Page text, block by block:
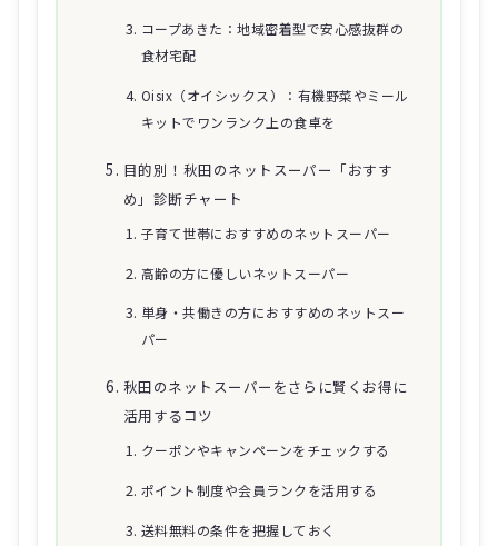
コープあきた：地域密着型で安心感抜群の
食材宅配
Oisix（オイシックス）：有機野菜やミール
キットでワンランク上の食卓を
目的別！秋田のネットスーパー「おすす
め」診断チャート
子育て世帯におすすめのネットスーパー
高齢の方に優しいネットスーパー
単身・共働きの方におすすめのネットスー
パー
秋田のネットスーパーをさらに賢くお得に
活用するコツ
クーポンやキャンペーンをチェックする
ポイント制度や会員ランクを活用する
送料無料の条件を把握しておく